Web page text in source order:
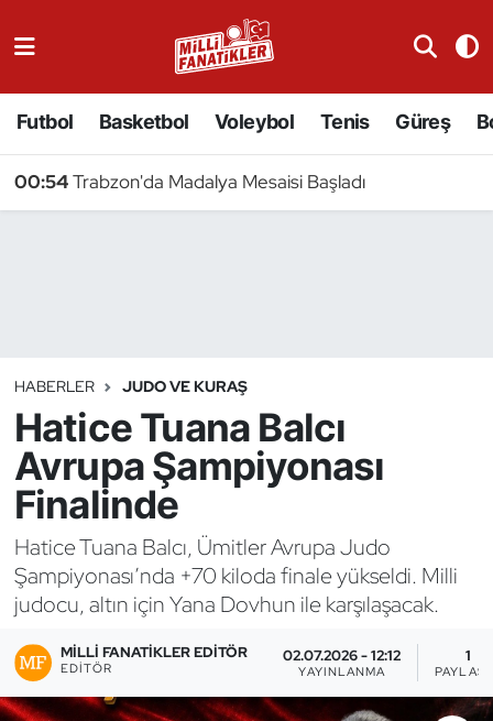
Futbol Basketbol Voleybol Tenis Güreş
00:54Trabzon'da Madalya Mesaisi Başladı
HABERLER JUDO VE KURAŞ
Hatice Tuana Balcı
Avrupa Şampiyonası
Finalinde
Hatice Tuana Balcı, Ümitler Avrupa Judo
Şampiyonası’nda +70 kiloda finale yükseldi. Milli
judocu, altın için Yana Dovhun ile karşılaşacak.
MILLI FANATIKLER EDITÖR
EDITÖR
02.07.2026 - 12:12
YAYINLANMA
1
Badminton
Binicilik
Bisiklet
Bocce Bowling Dart
Boks
Briç
Buz Hokeyi